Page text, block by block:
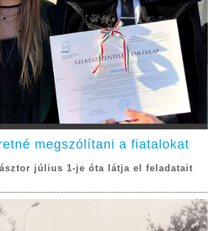
megszólítani a fiatalokat
július 1-je óta látja el feladatait